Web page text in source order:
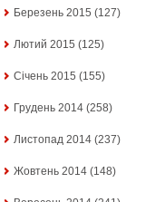
Березень 2015 (127)
Лютий 2015 (125)
Січень 2015 (155)
Грудень 2014 (258)
Листопад 2014 (237)
Жовтень 2014 (148)